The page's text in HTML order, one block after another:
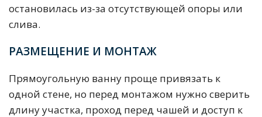
остановилась из-за отсутствующей опоры или
слива.
РАЗМЕЩЕНИЕ И МОНТАЖ
Прямоугольную ванну проще привязать к
одной стене, но перед монтажом нужно сверить
длину участка, проход перед чашей и доступ к